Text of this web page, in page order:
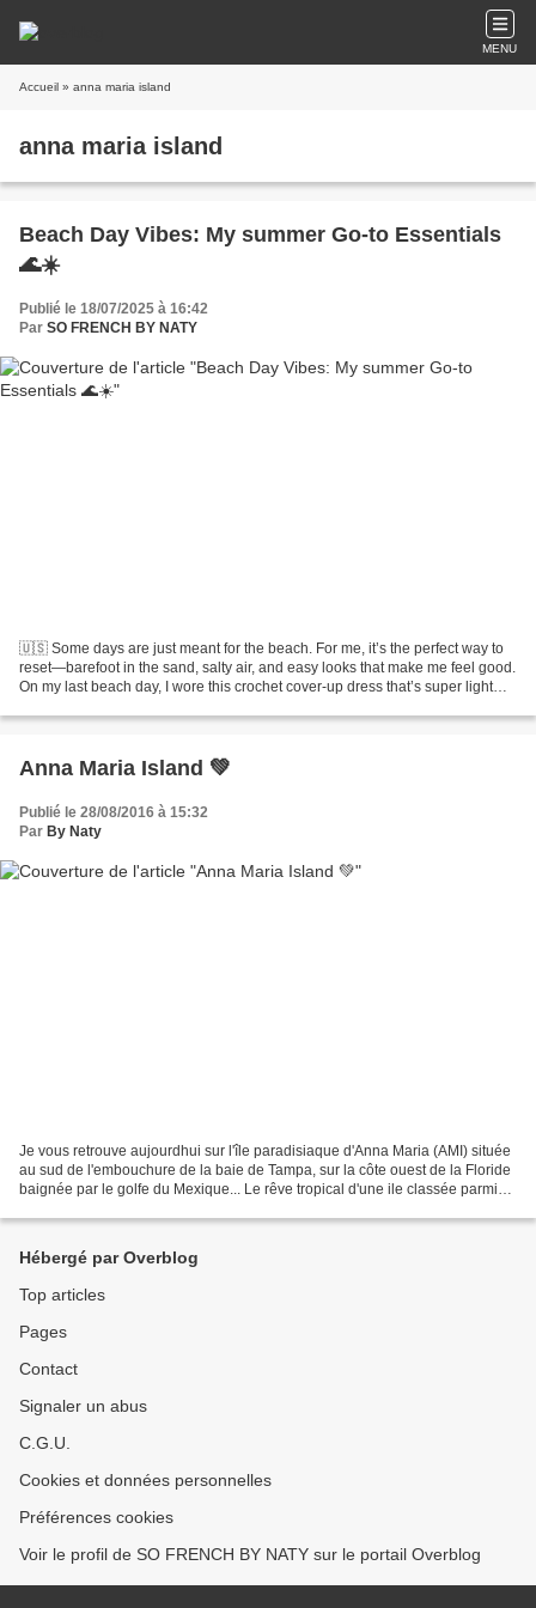
MENU
Accueil » anna maria island
anna maria island
Beach Day Vibes: My summer Go-to Essentials
🌊☀️
Publié le 18/07/2025 à 16:42
Par SO FRENCH BY NATY
🇺🇸 Some days are just meant for the beach. For me, it’s the perfect way to
reset—barefoot in the sand, salty air, and easy looks that make me feel good.
On my last beach day, I wore this crochet cover-up dress that’s super light
Anna Maria Island 💚
Publié le 28/08/2016 à 15:32
Par By Naty
Je vous retrouve aujourdhui sur l'île paradisiaque d'Anna Maria (AMI) située
au sud de l'embouchure de la baie de Tampa, sur la côte ouest de la Floride
baignée par le golfe du Mexique... Le rêve tropical d'une ile classée parmi
Hébergé par Overblog
Top articles
Pages
Contact
Signaler un abus
C.G.U.
Cookies et données personnelles
Préférences cookies
Voir le profil de SO FRENCH BY NATY sur le portail Overblog